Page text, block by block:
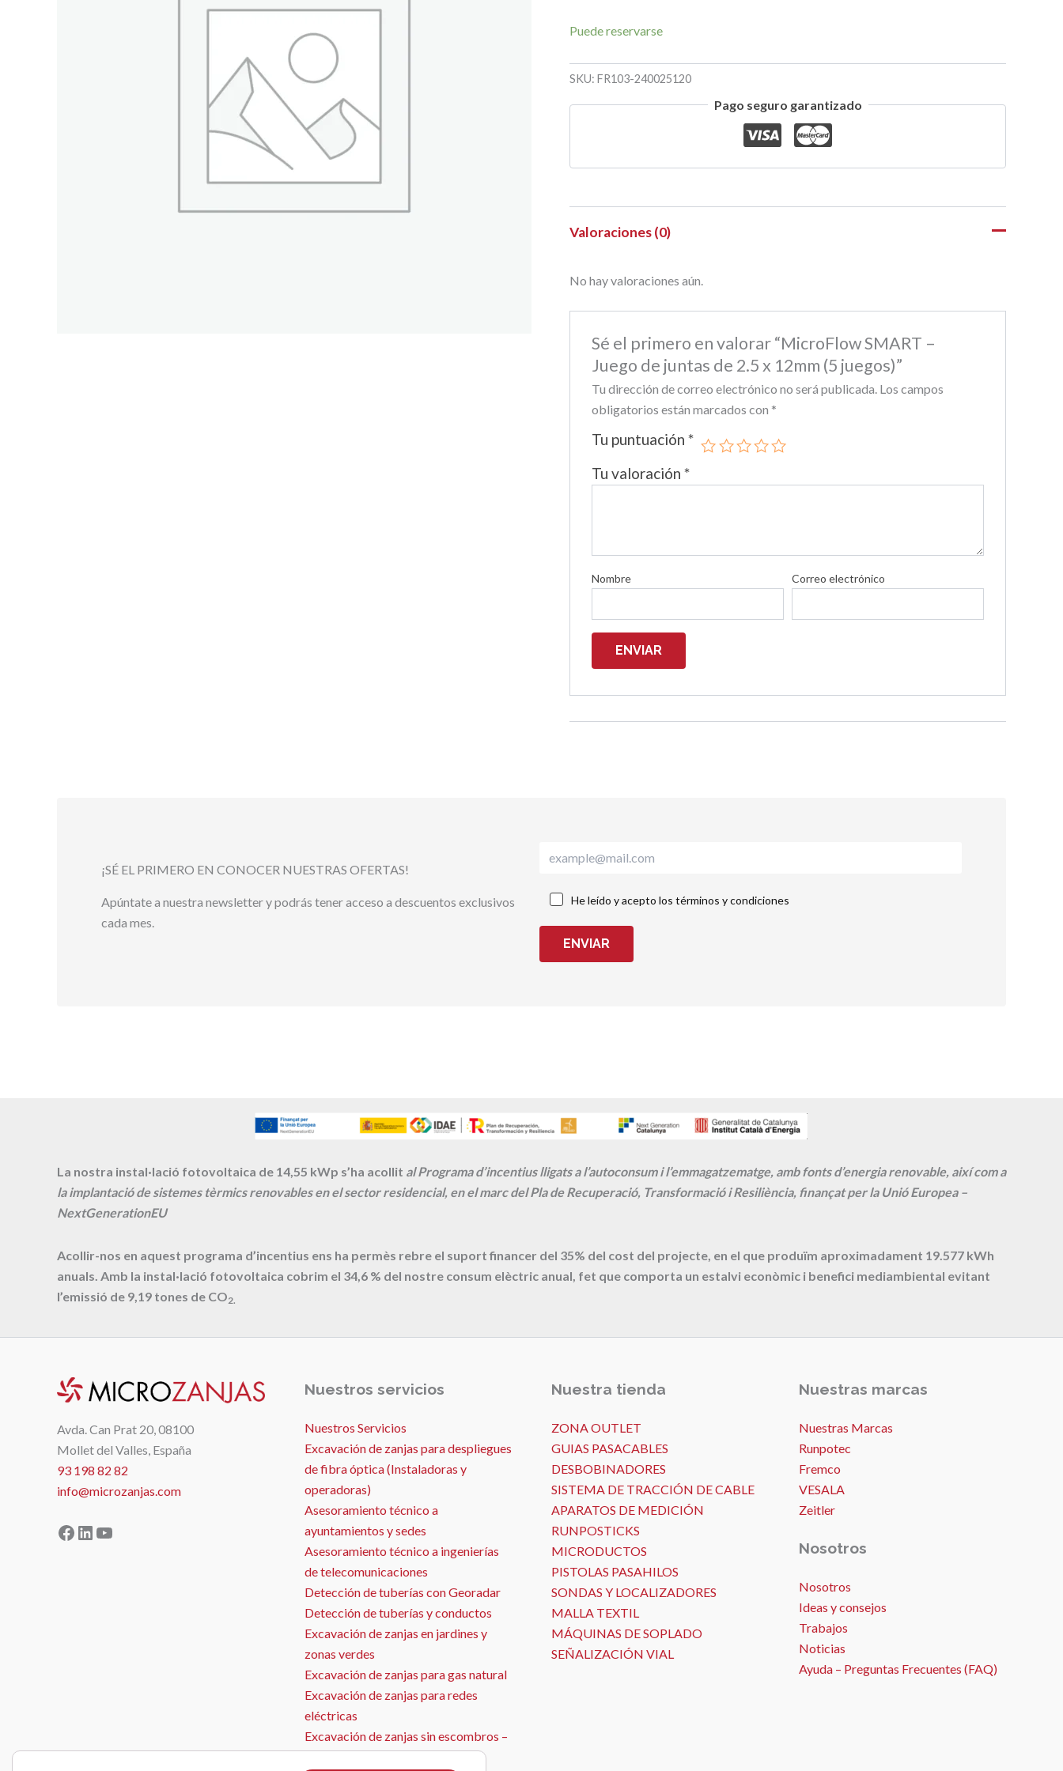
Puede reservarse
SKU: FR103-240025120
Pago seguro garantizado
Valoraciones (0)
No hay valoraciones aún.
Sé el primero en valorar “MicroFlow SMART –
Juego de juntas de 2.5 x 12mm (5 juegos)”
Tu dirección de correo electrónico no será publicada. Los campos
obligatorios están marcados con *
Tu puntuación *
Tu valoración *
Nombre Correo electrónico
¡SÉ EL PRIMERO EN CONOCER NUESTRAS OFERTAS!
Apúntate a nuestra newsletter y podrás tener acceso a descuentos exclusivos
cada mes.
He leído y acepto los términos y condiciones
ENVIAR
La nostra instal·lació fotovoltaica de 14,55 kWp s’ha acollit al Programa d’incentius lligats a l’autoconsum i l’emmagatzematge, amb fonts d’energia renovable, així com a
la implantació de sistemes tèrmics renovables en el sector residencial, en el marc del Pla de Recuperació, Transformació i Resiliència, finançat per la Unió Europea –
NextGenerationEU
Acollir-nos en aquest programa d’incentius ens ha permès rebre el suport financer del 35% del cost del projecte, en el que produïm aproximadament 19.577 kWh
anuals. Amb la instal·lació fotovoltaica cobrim el 34,6 % del nostre consum elèctric anual, fet que comporta un estalvi econòmic i benefici mediambiental evitant
l’emissió de 9,19 tones de CO2.
Avda. Can Prat 20, 08100
Mollet del Valles, España
93 198 82 82
info@microzanjas.com
Facebook
LinkedIn
YouTube
Nuestros servicios
Nuestros Servicios
Excavación de zanjas para despliegues
de fibra óptica (Instaladoras y
operadoras)
Asesoramiento técnico a
ayuntamientos y sedes
Asesoramiento técnico a ingenierías
de telecomunicaciones
Detección de tuberías con Georadar
Detección de tuberías y conductos
Excavación de zanjas en jardines y
zonas verdes
Excavación de zanjas para gas natural
Excavación de zanjas para redes
eléctricas
Excavación de zanjas sin escombros –
Nuestra tienda
ZONA OUTLET
GUIAS PASACABLES
DESBOBINADORES
SISTEMA DE TRACCIÓN DE CABLE
APARATOS DE MEDICIÓN
RUNPOSTICKS
MICRODUCTOS
PISTOLAS PASAHILOS
SONDAS Y LOCALIZADORES
MALLA TEXTIL
MÁQUINAS DE SOPLADO
SEÑALIZACIÓN VIAL
Nuestras marcas
Nuestras Marcas
Runpotec
Fremco
VESALA
Zeitler
Nosotros
Nosotros
Ideas y consejos
Trabajos
Noticias
Ayuda – Preguntas Frecuentes (FAQ)